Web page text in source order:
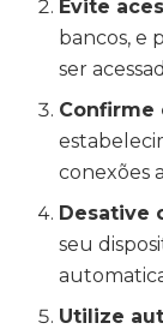
Evite
bancos, e
ser
Confirme
conexões
Desative
seu
Utilize